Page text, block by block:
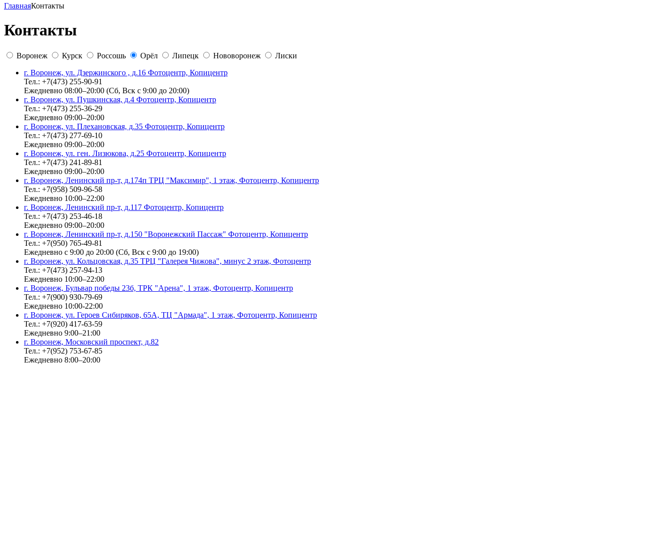
ГлавнаяКонтакты
Контакты
Воронеж Курск Россошь Орёл Липецк Нововоронеж
Лиски
г. Воронеж, ул. Дзержинского , д.16 Фотоцентр, Копицентр
Тел.: +7(473) 255-90-91
Ежедневно 08:00–20:00 (Сб, Вск с 9:00 до 20:00)
г. Воронеж, ул. Пушкинская, д.4 Фотоцентр, Копицентр
Тел.: +7(473) 255-36-29
Ежедневно 09:00–20:00
г. Воронеж, ул. Плехановская, д.35 Фотоцентр, Копицентр
Тел.: +7(473) 277-69-10
Ежедневно 09:00–20:00
г. Воронеж, ул. ген. Лизюкова, д.25 Фотоцентр, Копицентр
Тел.: +7(473) 241-89-81
Ежедневно 09:00–20:00
г. Воронеж, Ленинский пр-т, д.174п ТРЦ "Максимир", 1 этаж, Фотоцентр, Копицентр
Тел.: +7(958) 509-96-58
Ежедневно 10:00–22:00
г. Воронеж, Ленинский пр-т, д.117 Фотоцентр, Копицентр
Тел.: +7(473) 253-46-18
Ежедневно 09:00–20:00
г. Воронеж, Ленинский пр-т, д.150 "Воронежский Пассаж" Фотоцентр, Копицентр
Тел.: +7(950) 765-49-81
Ежедневно с 9:00 до 20:00 (Сб, Вск с 9:00 до 19:00)
г. Воронеж, ул. Кольцовская, д.35 ТРЦ "Галерея Чижова", минус 2 этаж, Фотоцентр
Тел.: +7(473) 257-94-13
Ежедневно 10:00–22:00
г. Воронеж, Бульвар победы 23б, ТРК "Арена", 1 этаж, Фотоцентр, Копицентр
Тел.: +7(900) 930-79-69
Ежедневно 10:00-22:00
г. Воронеж, ул. Героев Сибиряков, 65А, ТЦ "Армада", 1 этаж, Фотоцентр, Копицентр
Тел.: +7(920) 417-63-59
Ежедневно 9:00–21:00
г. Воронеж, Московский проспект, д.82
Тел.: +7(952) 753-67-85
Ежедневно 8:00–20:00